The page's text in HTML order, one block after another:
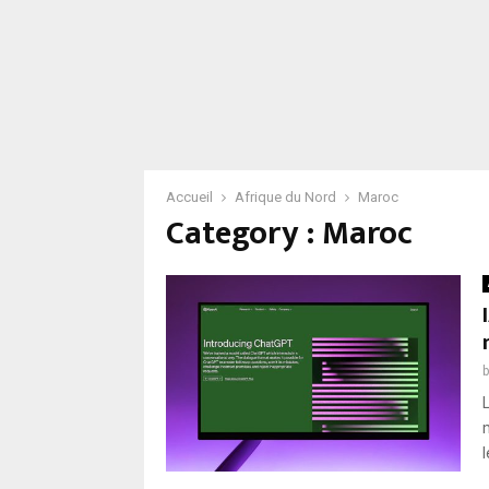
Accueil Afrique du Nord Maroc
Category : Maroc